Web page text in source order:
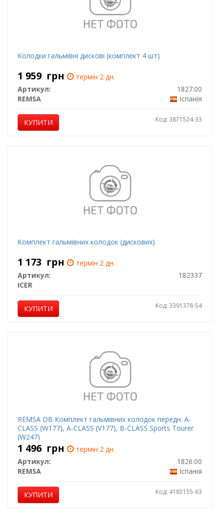
Колодки гальмівні дискові (комплект 4 шт)
1 959 грн
термін 2 дн.
Артикул:
1827.00
REMSA
Іспанія
КУПИТИ Код: 3871524-33
Комплект гальмівних колодок (дискових)
1 173 грн
термін 2 дн.
Артикул:
182337
ICER
КУПИТИ Код: 3391378-54
REMSA DB Комплект гальмівних колодок передн. A-
CLASS (W177), A-CLASS (V177), B-CLASS Sports Tourer
(W247)
1 496 грн
термін 2 дн.
Артикул:
1826.00
REMSA
Іспанія
КУПИТИ Код: 4185155-63